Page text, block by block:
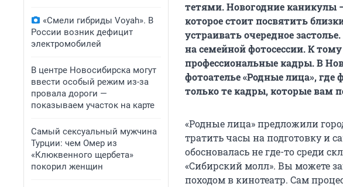
«Смели гибриды Voyah». В
России возник дефицит
электромобилей
В центре Новосибирска могут
ввести особый режим из-за
провала дороги —
показываем участок на карте
Самый сексуальный мужчина
Турции: чем Омер из
«Клюквенного щербета»
покорил женщин
тетями. Новогодние каникулы
которое стоит посвятить
устраивать очередное
на семейной фотосессии. К
профессиональные кадры. В
фотоателье «Родные лица», где
только те кадры, которые вам
«Родные лица» предложили
тратить часы на подготовку и
обосновалась не где-то среди
«Сибирский молл». Вы можете
походом в кинотеатр. Сам